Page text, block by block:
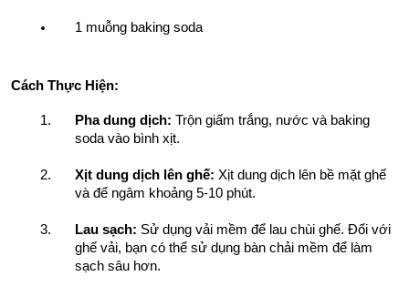
1 muỗng baking soda
Cách Thực Hiện:
Pha dung dịch: Trộn giấm trắng, nước và baking
soda vào bình xịt.
Xịt dung dịch lên ghế: Xịt dung dịch lên bề mặt ghế
và để ngâm khoảng 5-10 phút.
Lau sạch: Sử dụng vải mềm để lau chùi ghế. Đối với
ghế vải, bạn có thể sử dụng bàn chải mềm để làm
sạch sâu hơn.